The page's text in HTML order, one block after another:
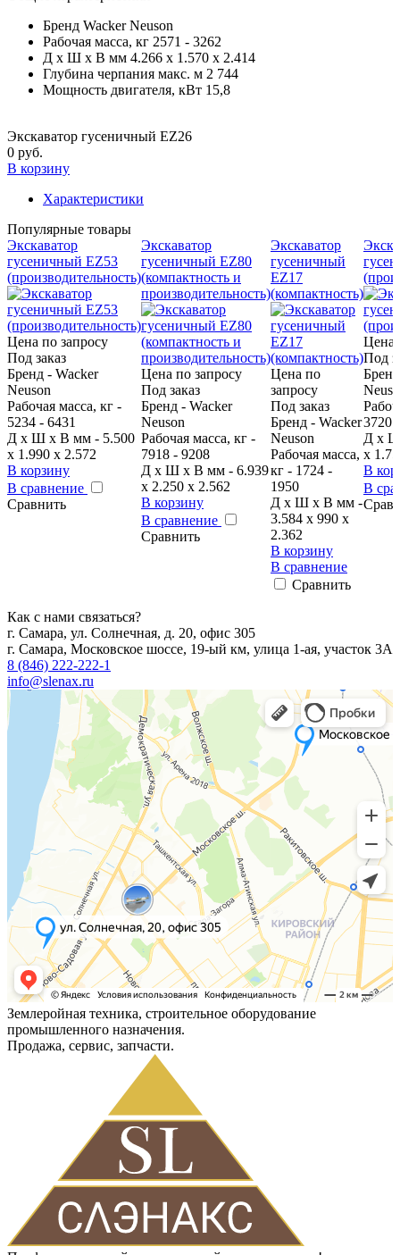
Бренд Wacker Neuson
Рабочая масса, кг 2571 - 3262
Д x Ш x В мм 4.266 x 1.570 x 2.414
Глубина черпания макс. м 2 744
Мощность двигателя, кВт 15,8
Экскаватор гусеничный EZ26
0 руб.
В корзину
Характеристики
Популярные товары
Экскаватор
гусеничный EZ53
(производительность)
Цена по запросу
Под заказ
Бренд - Wacker
Neuson
Рабочая масса, кг -
5234 - 6431
Д x Ш x В мм - 5.500
x 1.990 x 2.572
В корзину
В сравнение
Сравнить
Экскаватор
гусеничный EZ80
(компактность и
производительность)
Цена по запросу
Под заказ
Бренд - Wacker
Neuson
Рабочая масса, кг -
7918 - 9208
Д x Ш x В мм - 6.939
x 2.250 x 2.562
В корзину
В сравнение
Сравнить
Экскаватор
гусеничный
EZ17
(компактность)
Цена по
запросу
Под заказ
Бренд - Wacker
Neuson
Рабочая масса,
кг - 1724 -
1950
Д x Ш x В мм -
3.584 x 990 x
2.362
В корзину
В сравнение
Сравнить
Цена
Под
3720
Д x Ш
x
В
В
Как с нами связаться?
г. Самара, ул. Солнечная, д. 20, офис 305
г. Самара, Московское шоссе, 19-ый км, улица 1-ая, участок 3А
8 (846) 222-222-1
info@slenax.ru
Землеройная техника, строительное оборудование
промышленного назначения.
Продажа, сервис, запчасти.